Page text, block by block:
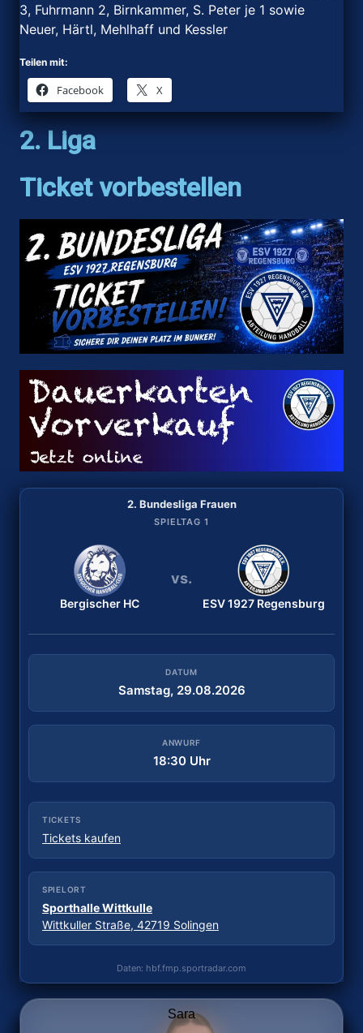
3, Fuhrmann 2, Birnkammer, S. Peter je 1 sowie
Neuer, Härtl, Mehlhaff und Kessler
Teilen mit:
Facebook X
2. Liga
Ticket vorbestellen
2. Bundesliga Frauen
SPIELTAG 1
Bergischer HC
vs.
ESV 1927 Regensburg
DATUM
Samstag, 29.08.2026
ANWURF
18:30 Uhr
TICKETS
Tickets kaufen
SPIELORT
Sporthalle Wittkulle
Wittkuller Straße, 42719 Solingen
Daten: hbf.fmp.sportradar.com
2. Bundesliga Frauen
SPIELTAG 2
ESV 1927 Regensburg
vs.
TuS Lintfort
DATUM
Samstag, 05.09.2026
ANWURF
18:00 Uhr
Dechbettener Brücke 2, 93051 Regensburg
Daten: hbf.fmp.sportradar.com
Sara